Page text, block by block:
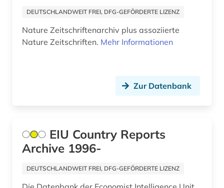
allgemeinmedizin (1)
alltag (8)
alltagskultur (4)
DEUTSCHLANDWEIT FREI, DFG-GEFÖRDERTE LIZENZ
Nature Zeitschriftenarchiv plus assoziierte
Nature Zeitschriften. Mehr Informationen
Zur Datenbank
EIU Country Reports
Archive 1996-
DEUTSCHLANDWEIT FREI, DFG-GEFÖRDERTE LIZENZ